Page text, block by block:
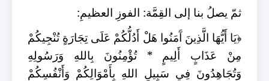
ثمّ يصلُ بنا إلى القِمَّة: الفوزِ العظيمِ:
﴿يَا أَيُّهَا الَّذِينَ آَمَنُوا هَلْ أَدُلُّكُمْ عَلَى تِجَارَةٍ تُنْجِيكُمْ
مِنْ عَذَابٍ أَلِيمٍ * تُؤْمِنُونَ بِاللهِ وَرَسُولِهِ
وَتُجَاهِدُونَ فِي سَبِيلِ اللهِ بِأَمْوَالِكُمْ وَأَنْفُسِكُمْ